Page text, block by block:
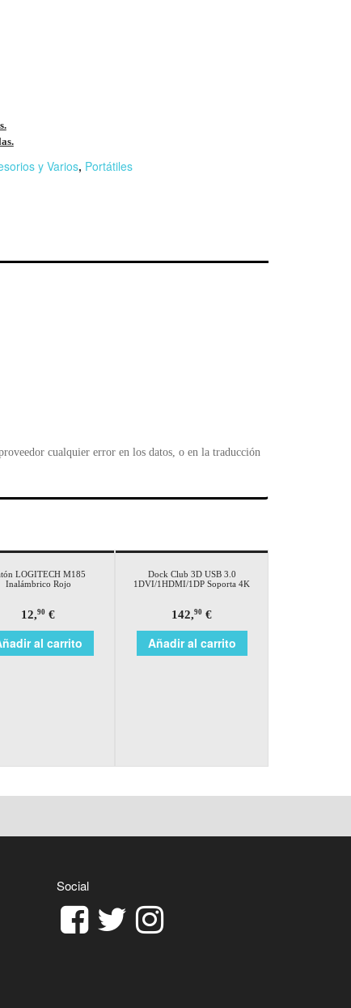
y Varios, Portátiles
cualquier error en los datos, o en la traducción
LOGITECH M185
Inalámbrico Rojo
12,90 €
al carrito
Dock Club 3D USB 3.0
1DVI/1HDMI/1DP Soporta 4K
142,90 €
Añadir al carrito
Social